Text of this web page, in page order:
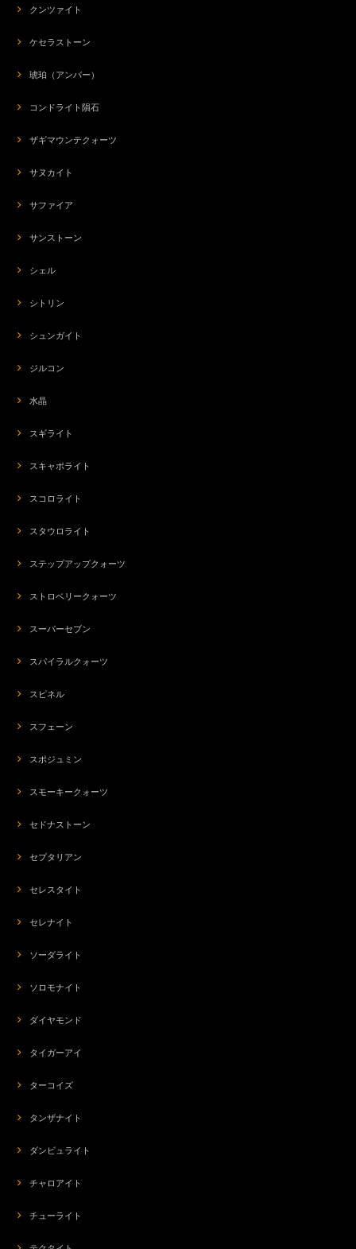
クンツァイト
ケセラストーン
琥珀（アンバー）
コンドライト隕石
ザギマウンテクォーツ
サヌカイト
サファイア
サンストーン
シェル
シトリン
シュンガイト
ジルコン
水晶
スギライト
スキャポライト
スコロライト
スタウロライト
ステップアップクォーツ
ストロベリークォーツ
スーパーセブン
スパイラルクォーツ
スピネル
スフェーン
スポジュミン
スモーキークォーツ
セドナストーン
セプタリアン
セレスタイト
セレナイト
ソーダライト
ソロモナイト
ダイヤモンド
タイガーアイ
ターコイズ
タンザナイト
ダンビュライト
チャロアイト
チューライト